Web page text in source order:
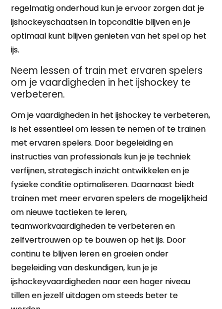
regelmatig onderhoud kun je ervoor zorgen dat je
ijshockeyschaatsen in topconditie blijven en je
optimaal kunt blijven genieten van het spel op het
ijs.
Neem lessen of train met ervaren spelers
om je vaardigheden in het ijshockey te
verbeteren.
Om je vaardigheden in het ijshockey te verbeteren,
is het essentieel om lessen te nemen of te trainen
met ervaren spelers. Door begeleiding en
instructies van professionals kun je je techniek
verfijnen, strategisch inzicht ontwikkelen en je
fysieke conditie optimaliseren. Daarnaast biedt
trainen met meer ervaren spelers de mogelijkheid
om nieuwe tactieken te leren,
teamworkvaardigheden te verbeteren en
zelfvertrouwen op te bouwen op het ijs. Door
continu te blijven leren en groeien onder
begeleiding van deskundigen, kun je je
ijshockeyvaardigheden naar een hoger niveau
tillen en jezelf uitdagen om steeds beter te